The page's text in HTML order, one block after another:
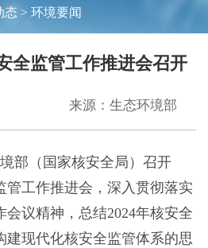
态 > 环境要闻
全监管工作推进会召开
来源：生态环境部
（国家核安全局）召开
管工作推进会，深入贯彻落实
议精神，总结2024年核安全
建现代化核安全监管体系的思